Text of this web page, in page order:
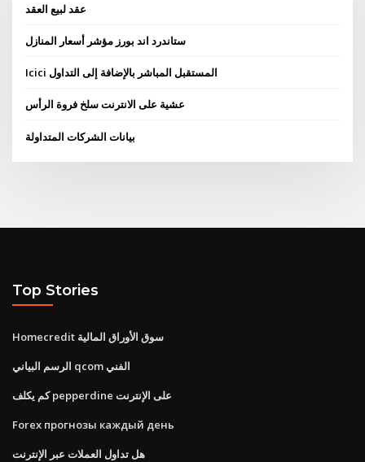
عقد لبيع العقد
ستاندرد اند بورز مؤشر أسعار المنازل
Icici المستقبل المباشر بالإضافة إلى التداول
عشية على الانترنت سلخ فروة الرأس
بيانات الشركات المتداولة
Top Stories
Homecredit سوق الأوراق المالية
الرسم البياني qcom الفني
كم يكلف pepperdine على الإنترنت
Forex прогнозы каждый день
هل تداول العملات عبر الإنترنت